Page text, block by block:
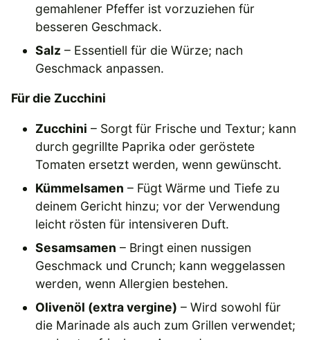
gemahlener Pfeffer ist vorzuziehen für
besseren Geschmack.
Salz – Essentiell für die Würze; nach
Geschmack anpassen.
Für die Zucchini
Zucchini – Sorgt für Frische und Textur; kann
durch gegrillte Paprika oder geröstete
Tomaten ersetzt werden, wenn gewünscht.
Kümmelsamen – Fügt Wärme und Tiefe zu
deinem Gericht hinzu; vor der Verwendung
leicht rösten für intensiveren Duft.
Sesamsamen – Bringt einen nussigen
Geschmack und Crunch; kann weggelassen
werden, wenn Allergien bestehen.
Olivenöl (extra vergine) – Wird sowohl für
die Marinade als auch zum Grillen verwendet;